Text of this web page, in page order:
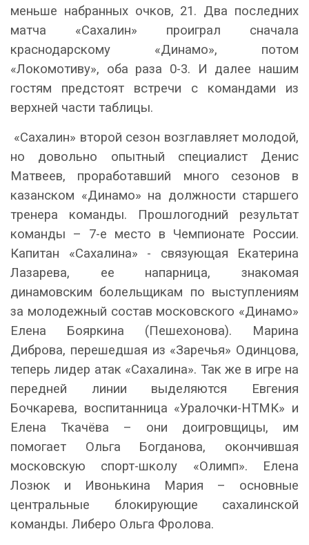
меньше набранных очков, 21. Два последних
матча «Сахалин» проиграл сначала
краснодарскому «Динамо», потом
«Локомотиву», оба раза 0-3. И далее нашим
гостям предстоят встречи с командами из
верхней части таблицы.
«Сахалин» второй сезон возглавляет молодой,
но довольно опытный специалист Денис
Матвеев, проработавший много сезонов в
казанском «Динамо» на должности старшего
тренера команды. Прошлогодний результат
команды – 7-е место в Чемпионате России.
Капитан «Сахалина» - связующая Екатерина
Лазарева, ее напарница, знакомая
динамовским болельщикам по выступлениям
за молодежный состав московского «Динамо»
Елена Бояркина (Пешехонова). Марина
Диброва, перешедшая из «Заречья» Одинцова,
теперь лидер атак «Сахалина». Так же в игре на
передней линии выделяются Евгения
Бочкарева, воспитанница «Уралочки-НТМК» и
Елена Ткачёва – они доигровщицы, им
помогает Ольга Богданова, окончившая
московскую спорт-школу «Олимп». Елена
Лозюк и Ивонькина Мария – основные
центральные блокирующие сахалинской
команды. Либеро Ольга Фролова.